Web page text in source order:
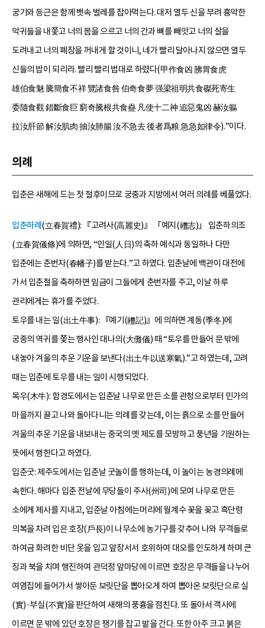
궁기와 등근은 함께 뱃속 벌레를 잡아먹는다. 대저 열두 신을 부려 흉악한
악귀들을 내쫓고 너의 몸을 으르고 너의 간과 뼈를 빼앗고 너의 살을
도려내고 너의 폐장을 꺼내게 할 것이니, 네가 빨리 달아나지 않으면 열두
신들의 밥이 되리라. 빨리 빨리 법대로 하렸다(甲作食凶 胇胃食虎
雄伯食魅 騰簡食不祥 覽諸食咎 伯奇食夢 强梁祖明共食磔死寄生
委隨食觀 錯斷食巨 窮奇騰根共食蠱 凡使十二神 追惡鬼凶 赫汝軀
拉汝肝節 解汝肌肉 抽汝肺腸 汝不急去 後者爲粮 急急如律令).”이다.
의례
입춘은 새해에 드는 첫 절후이므로 궁중과 지방에서 여러 의례를 베풀었다.
입춘하례 (立春賀禮): 『고려사(高麗史)』 「예지(禮志)」 입춘하의조
(立春賀儀條)에 의하면, “인일(人日)의 축하 예식과 동일하나 다만
입춘에는 춘번자(春幡子)를 받는다.”고 하였다. 입춘날에 백관이 대전에
가서 입춘절을 축하하면 임금이 그들에게 춘번자를 주고, 이날 하루
관리에게는 휴가를 주었다.
토우를 내는 일(出土牛事): 『예기(禮記)』에 의하면 계동(季冬)에
궁중의 역귀를 쫓는 행사인 대나의(大儺儀) 때 “토우를 만들어 문 밖에
내놓아 겨울의 추운 기운을 보낸다(出土牛以送寒氣).”고 하였는데, 고려
때는 입춘에 토우를 내는 일이 시행되었다.
목우(木牛): 함경도에서는 입춘날 나무로 만든 소를 관청으로부터 민가의
마을까지 끌고 나와 돌아다니는 의례를 갖는데, 이는 흙으로 소를 만들어
겨울의 추운 기운을 내보내는 중국의 옛 제도를 모방하고 풍년을 기원하는
뜻에서 행한다고 하였다.
입춘굿: 제주도에서는 입춘날 굿놀이를 행하는데, 이 놀이는 농경의례에
속한다. 해마다 입춘 전날에 무당들이 주사(州司)에 모여 나무로 만든
소에게 제사를 지내고, 입춘날 아침에는머리에 월계수 꽃을 꽂고 흑단령
의복을 차려 입은 호장(戶長)이 나무소에 농기구를 갖추어 나와 무격들로
하여금 화려한 비단 옷을 입고 앞장서서 호위하여 대오를 인도하게 하며 큰
징과 북을 치며 행진하여 관덕정 앞마당에 이르면 호장은 무격들을 나누어
여염집에 들어가서 쌓아둔 보릿단을 뽑아오게 하여 뽑아온 보릿단으로 실
(實)·부실(不實)을 판단하여 새해의 풍흉을 점친다. 또 돌아서 객사에
이르면 문 밖에 있던 호장은 쟁기를 잡고 밭을 간다. 또한 아주 크고 붉은